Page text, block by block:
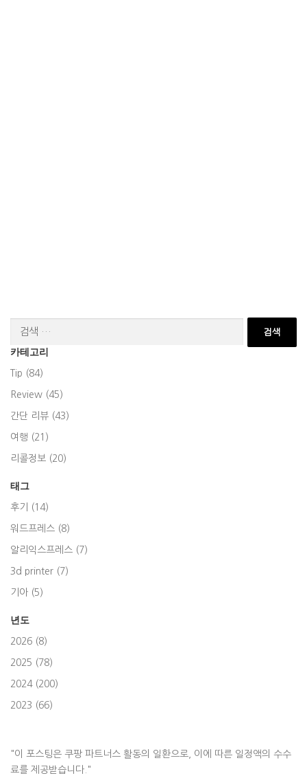
카테고리
Tip (84)
Review (45)
간단 리뷰 (43)
여행 (21)
리콜정보 (20)
태그
후기 (14)
워드프레스 (8)
알리익스프레스 (7)
3d printer (7)
기아 (5)
년도
2026 (8)
2025 (78)
2024 (200)
2023 (66)
"이 포스팅은 쿠팡 파트너스 활동의 일환으로, 이에 따른 일정액의 수수
료를 제공받습니다."